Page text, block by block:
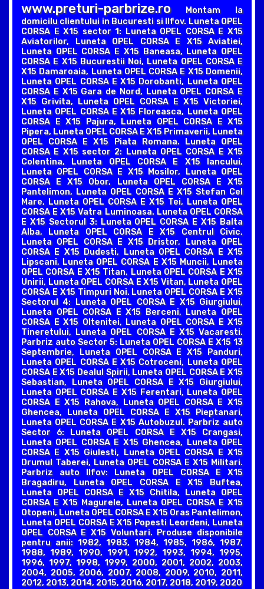
www.preturi-parbrize.roMontam la
domicilu clientului in Bucuresti si Ilfov. Luneta OPEL
CORSA E X15 sector 1: Luneta OPEL CORSA E X15
Aviatorilor, Luneta OPEL CORSA E X15 Aviatiei,
Luneta OPEL CORSA E X15 Baneasa, Luneta OPEL
CORSA E X15 Bucurestii Noi, Luneta OPEL CORSA E
X15 Damaroaia, Luneta OPEL CORSA E X15 Domenii,
Luneta OPEL CORSA E X15 Dorobanti, Luneta OPEL
CORSA E X15 Gara de Nord, Luneta OPEL CORSA E
X15 Grivita, Luneta OPEL CORSA E X15 Victoriei,
Luneta OPEL CORSA E X15 Floreasca, Luneta OPEL
CORSA E X15 Pajura, Luneta OPEL CORSA E X15
Pipera, Luneta OPEL CORSA E X15 Primaverii, Luneta
OPEL CORSA E X15 Piata Romana. Luneta OPEL
CORSA E X15 sector 2: Luneta OPEL CORSA E X15
Colentina, Luneta OPEL CORSA E X15 Iancului,
Luneta OPEL CORSA E X15 Mosilor, Luneta OPEL
CORSA E X15 Obor, Luneta OPEL CORSA E X15
Pantelimon, Luneta OPEL CORSA E X15 Stefan Cel
Mare, Luneta OPEL CORSA E X15 Tei, Luneta OPEL
CORSA E X15 Vatra Luminoasa. Luneta OPEL CORSA
E X15 Sectorul 3: Luneta OPEL CORSA E X15 Balta
Alba, Luneta OPEL CORSA E X15 Centrul Civic,
Luneta OPEL CORSA E X15 Dristor, Luneta OPEL
CORSA E X15 Dudesti, Luneta OPEL CORSA E X15
Lipscani, Luneta OPEL CORSA E X15 Muncii, Luneta
OPEL CORSA E X15 Titan, Luneta OPEL CORSA E X15
Unirii, Luneta OPEL CORSA E X15 Vitan, Luneta OPEL
CORSA E X15 Timpuri Noi. Luneta OPEL CORSA E X15
Sectorul 4: Luneta OPEL CORSA E X15 Giurgiului,
Luneta OPEL CORSA E X15 Berceni, Luneta OPEL
CORSA E X15 Oltenitei, Luneta OPEL CORSA E X15
Tineretului, Luneta OPEL CORSA E X15 Vacaresti.
Parbriz auto Sector 5: Luneta OPEL CORSA E X15 13
Septembrie, Luneta OPEL CORSA E X15 Panduri,
Luneta OPEL CORSA E X15 Cotroceni, Luneta OPEL
CORSA E X15 Dealul Spirii, Luneta OPEL CORSA E X15
Sebastian, Luneta OPEL CORSA E X15 Giurgiului,
Luneta OPEL CORSA E X15 Ferentari, Luneta OPEL
CORSA E X15 Rahova, Luneta OPEL CORSA E X15
Ghencea, Luneta OPEL CORSA E X15 Pieptanari,
Luneta OPEL CORSA E X15 Autobuzul. Parbriz auto
Sector 6: Luneta OPEL CORSA E X15 Crangasi,
Luneta OPEL CORSA E X15 Ghencea, Luneta OPEL
CORSA E X15 Giulesti, Luneta OPEL CORSA E X15
Drumul Taberei, Luneta OPEL CORSA E X15 Militari.
Parbriz auto Ilfov: Luneta OPEL CORSA E X15
Bragadiru, Luneta OPEL CORSA E X15 Buftea,
Luneta OPEL CORSA E X15 Chitila, Luneta OPEL
CORSA E X15 Magurele, Luneta OPEL CORSA E X15
Otopeni, Luneta OPEL CORSA E X15 Oras Pantelimon,
Luneta OPEL CORSA E X15 Popesti Leordeni, Luneta
OPEL CORSA E X15 Voluntari. Produse disponibile
pentru anii: 1982, 1983, 1984, 1985, 1986, 1987,
1988, 1989, 1990, 1991, 1992, 1993, 1994, 1995,
1996, 1997, 1998, 1999, 2000, 2001, 2002, 2003,
2004, 2005, 2006, 2007, 2008, 2009, 2010, 2011,
2012, 2013, 2014, 2015, 2016, 2017, 2018, 2019, 2020